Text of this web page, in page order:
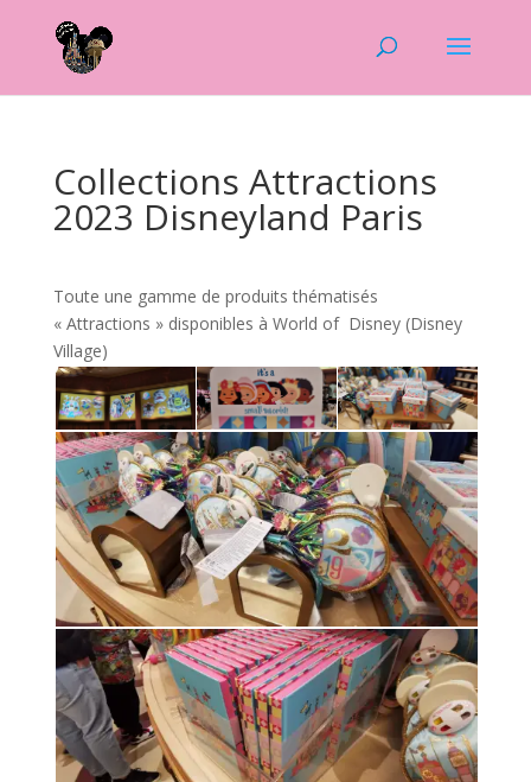
Collections Attractions
2023 Disneyland Paris
Toute une gamme de produits thématisés
« Attractions » disponibles à World of Disney (Disney
Village)